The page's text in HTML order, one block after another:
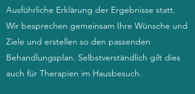
Ausführliche Erklärung der Ergebnisse statt.
Wir besprechen gemeinsam Ihre Wünsche und
Ziele und erstellen so den passenden
Behandlungsplan. Selbstverständlich gilt dies
auch für Therapien im Hausbesuch.